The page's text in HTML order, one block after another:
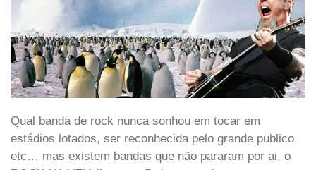
Qual banda de rock nunca sonhou em tocar em
estádios lotados, ser reconhecida pelo grande publico
etc… mas existem bandas que não pararam por ai, o